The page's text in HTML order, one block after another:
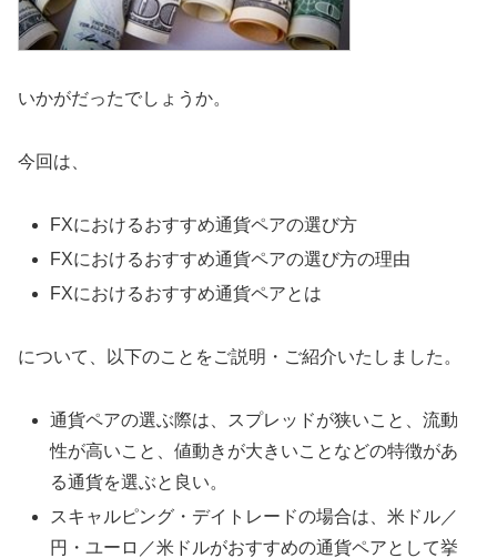
いかがだったでしょうか。
今回は、
FXにおけるおすすめ通貨ペアの選び方
FXにおけるおすすめ通貨ペアの選び方の理由
FXにおけるおすすめ通貨ペアとは
について、以下のことをご説明・ご紹介いたしました。
通貨ペアの選ぶ際は、スプレッドが狭いこと、流動
性が高いこと、値動きが大きいことなどの特徴があ
る通貨を選ぶと良い。
スキャルピング・デイトレードの場合は、米ドル／
円・ユーロ／米ドルがおすすめの通貨ペアとして挙